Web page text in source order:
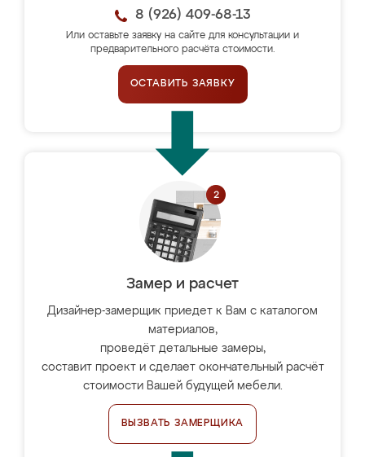
8 (926) 409-68-13
Или оставьте заявку на сайте для консультации и
предварительного расчёта стоимости.
ОСТАВИТЬ ЗАЯВКУ
Замер и расчет
Дизайнер-замерщик приедет к Вам с каталогом
материалов,
проведёт детальные замеры,
составит проект и сделает окончательный расчёт
стоимости Вашей будущей мебели.
ВЫЗВАТЬ ЗАМЕРЩИКА